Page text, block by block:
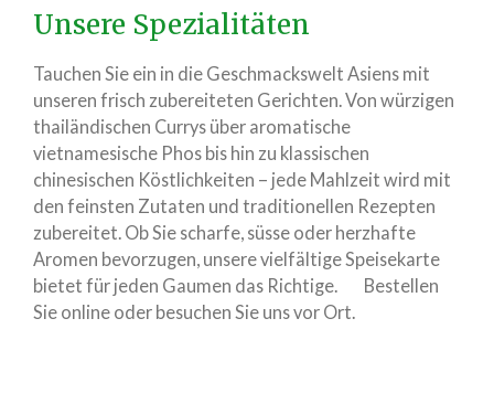
Unsere Spezialitäten
Tauchen Sie ein in die Geschmackswelt Asiens mit
unseren frisch zubereiteten Gerichten. Von würzigen
thailändischen Currys über aromatische
vietnamesische Phos bis hin zu klassischen
chinesischen Köstlichkeiten – jede Mahlzeit wird mit
den feinsten Zutaten und traditionellen Rezepten
zubereitet. Ob Sie scharfe, süsse oder herzhafte
Aromen bevorzugen, unsere vielfältige Speisekarte
bietet für jeden Gaumen das Richtige. Bestellen
Sie online oder besuchen Sie uns vor Ort.